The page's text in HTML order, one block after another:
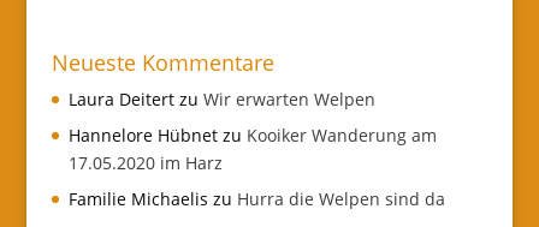
Neueste Kommentare
Laura Deitertzu Wir erwarten Welpen
Hannelore Hübnetzu Kooiker Wanderung am
17.05.2020 im Harz
Familie Michaelis zu Hurra die Welpen sind da